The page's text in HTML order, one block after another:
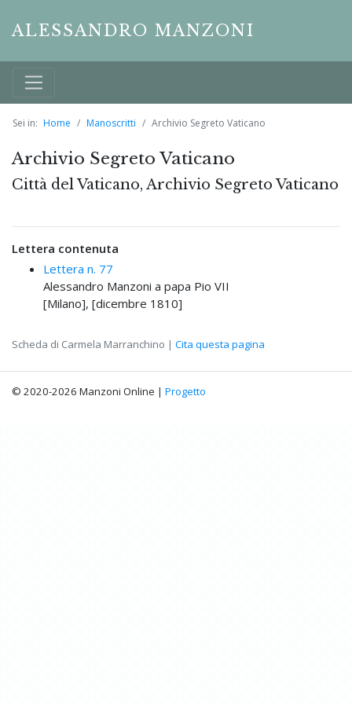
ALESSANDRO MANZONI
Sei in: Home Manoscritti Archivio Segreto Vaticano
Archivio Segreto Vaticano
Città del Vaticano, Archivio Segreto Vaticano
Lettera contenuta
Lettera n. 77
Alessandro Manzoni a papa Pio VII
[Milano], [dicembre 1810]
Scheda di Carmela Marranchino | Cita questa pagina
© 2020-2026 Manzoni Online | Progetto